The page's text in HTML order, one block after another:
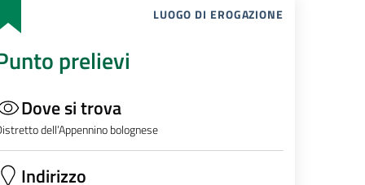
LUOGO DI EROGAZIONE
prelievi
Dove si trova
dell’Appennino bolognese
Indirizzo